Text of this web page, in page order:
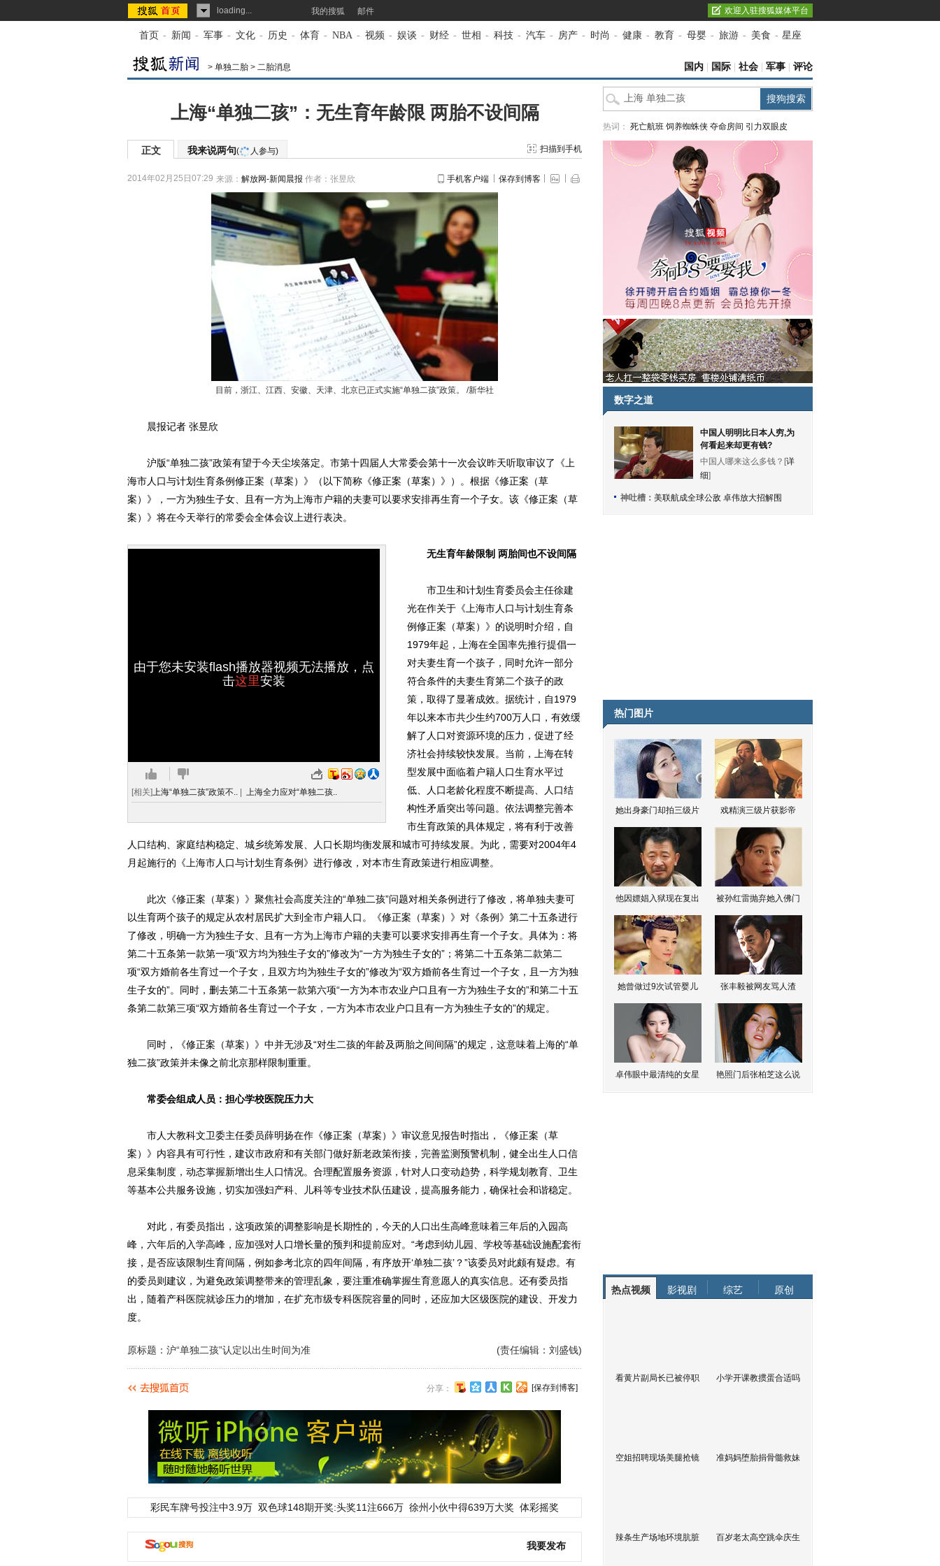
loading... 我的搜狐 邮件 欢迎入驻搜狐媒体平台
首页 - 新闻 - 军事 - 文化 - 历史 - 体育 - NBA - 视频 - 娱谈 - 财经 - 世相 - 科技 - 汽车 - 房产 - 时尚 - 健康 - 教育 - 母婴 - 旅游 - 美食 - 星座
> 单独二胎 > 二胎消息 国内 国际 社会 军事 评论
上海“单独二孩”：无生育年龄限 两胎不设间隔
正文 我来说两句( 人参与) 扫描到手机
2014年02月25日07:29 来源： 解放网-新闻晨报 作者：张昱欣 手机客户端 保存到博客
目前，浙江、江西、安徽、天津、北京已正式实施“单独二孩”政策。 /新华社
晨报记者 张昱欣
沪版“单独二孩”政策有望于今天尘埃落定。市第十四届人大常委会第十一次会议昨天听取审议了《上
海市人口与计划生育条例修正案（草案）》（以下简称《修正案（草案）》）。根据《修正案（草
案）》，一方为独生子女、且有一方为上海市户籍的夫妻可以要求安排再生育一个子女。该《修正案（草
案）》将在今天举行的常委会全体会议上进行表决。
由于您未安装flash播放器视频无法播放，点
击这里安装
[相关]上海“单独二孩”政策不.. 上海全力应对“单独二孩..
无生育年龄限制 两胎间也不设间隔
市卫生和计划生育委员会主任徐建
光在作关于《上海市人口与计划生育条
例修正案（草案）》的说明时介绍，自
1979年起，上海在全国率先推行提倡一
对夫妻生育一个孩子，同时允许一部分
符合条件的夫妻生育第二个孩子的政
策，取得了显著成效。据统计，自1979
年以来本市共少生约700万人口，有效缓
解了人口对资源环境的压力，促进了经
济社会持续较快发展。当前，上海在转
型发展中面临着户籍人口生育水平过
低、人口老龄化程度不断提高、人口结
构性矛盾突出等问题。依法调整完善本
市生育政策的具体规定，将有利于改善
人口结构、家庭结构稳定、城乡统筹发展、人口长期均衡发展和城市可持续发展。为此，需要对2004年4
月起施行的《上海市人口与计划生育条例》进行修改，对本市生育政策进行相应调整。
此次《修正案（草案）》聚焦社会高度关注的“单独二孩”问题对相关条例进行了修改，将单独夫妻可
以生育两个孩子的规定从农村居民扩大到全市户籍人口。《修正案（草案）》对《条例》第二十五条进行
了修改，明确一方为独生子女、且有一方为上海市户籍的夫妻可以要求安排再生育一个子女。具体为：将
第二十五条第一款第一项“双方均为独生子女的”修改为“一方为独生子女的”；将第二十五条第二款第二
项“双方婚前各生育过一个子女，且双方均为独生子女的”修改为“双方婚前各生育过一个子女，且一方为独
生子女的”。同时，删去第二十五条第一款第六项“一方为本市农业户口且有一方为独生子女的”和第二十五
条第二款第三项“双方婚前各生育过一个子女，一方为本市农业户口且有一方为独生子女的”的规定。
同时，《修正案（草案）》中并无涉及“对生二孩的年龄及两胎之间间隔”的规定，这意味着上海的“单
独二孩”政策并未像之前北京那样限制重重。
常委会组成人员：担心学校医院压力大
市人大教科文卫委主任委员薛明扬在作《修正案（草案）》审议意见报告时指出，《修正案（草
案）》内容具有可行性，建议市政府和有关部门做好新老政策衔接，完善监测预警机制，健全出生人口信
息采集制度，动态掌握新增出生人口情况。合理配置服务资源，针对人口变动趋势，科学规划教育、卫生
等基本公共服务设施，切实加强妇产科、儿科等专业技术队伍建设，提高服务能力，确保社会和谐稳定。
对此，有委员指出，这项政策的调整影响是长期性的，今天的人口出生高峰意味着三年后的入园高
峰，六年后的入学高峰，应加强对人口增长量的预判和提前应对。“考虑到幼儿园、学校等基础设施配套衔
接，是否应该限制生育间隔，例如参考北京的四年间隔，有序放开‘单独二孩’？”该委员对此颇有疑虑。有
的委员则建议，为避免政策调整带来的管理乱象，要注重准确掌握生育意愿人的真实信息。还有委员指
出，随着产科医院就诊压力的增加，在扩充市级专科医院容量的同时，还应加大区级医院的建设、开发力
度。
(责任编辑：刘盛钱)
原标题：沪“单独二孩”认定以出生时间为准
分享： [保存到博客]
彩民车牌号投注中3.9万 双色球148期开奖:头奖11注666万 徐州小伙中得639万大奖 体彩摇奖
我要发布
热词： 死亡航班 饲养蜘蛛侠 夺命房间 引力双眼皮
数字之道
中国人明明比日本人穷,为
何看起来却更有钱?
中国人哪来这么多钱？[详
细]
神吐槽： 美联航成全球公敌 卓伟放大招解围
热门图片
她出身豪门却拍三级片 戏精演三级片获影帝
他因嫖娼入狱现在复出 被孙红雷抛弃她入佛门
她曾做过9次试管婴儿 张丰毅被网友骂人渣
卓伟眼中最清纯的女星 艳照门后张柏芝这么说
热点视频 影视剧 综艺 原创
看黄片副局长已被停职 小学开课教掼蛋合适吗
空姐招聘现场美腿抢镜 准妈妈堕胎捐骨髓救妹
辣条生产场地环境肮脏 百岁老太高空跳伞庆生